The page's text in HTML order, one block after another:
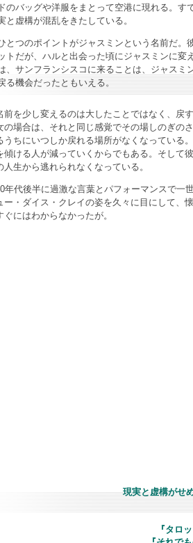
のバッグや洋服をまとって空港に現れる。す
と虚構が混乱をきたしている。
とつのポイントがジャスミンという名前だ。
トだが、ハルと出会った頃にジャスミンに変
、サンフランシスコに来ることは、ジャスミ
る機会だったともいえる。
を少し変えるのは大したことではなく、戻
の場合は、それと同じ感覚でその場しのぎの
うちにいつしか戻れる場所がなくなっている
傾ける人が減っていくからでもある。そして
人生から逃れられなくなっている。
年代後半に過激な言葉とパフォーマンスで一
ー・ダイス・クレイの姿を久々に目にして、
ぐにはわからなかったが。
現実と虚構がせ
『タロ